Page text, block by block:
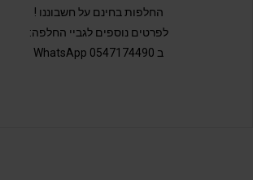
החלפות בחינם על חשבוננו !
לפרטים נוספים לגביי החלפה:
ב 0547174490 WhatsApp